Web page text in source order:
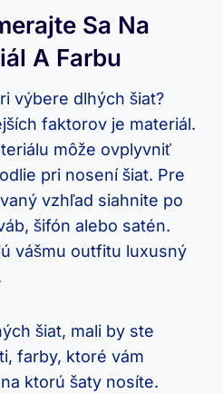
Sa Na
A Farbu
výbere dlhých šiat?
faktorov je‌ materiál.
môže ovplyvniť
pri nosení‍ šiat. Pre
vzhľad siahnite po
šifón alebo satén.‍
vášmu outfitu luxusný
šiat, mali by ste
farby, ktoré ‌vám
ktorú šaty nosíte.